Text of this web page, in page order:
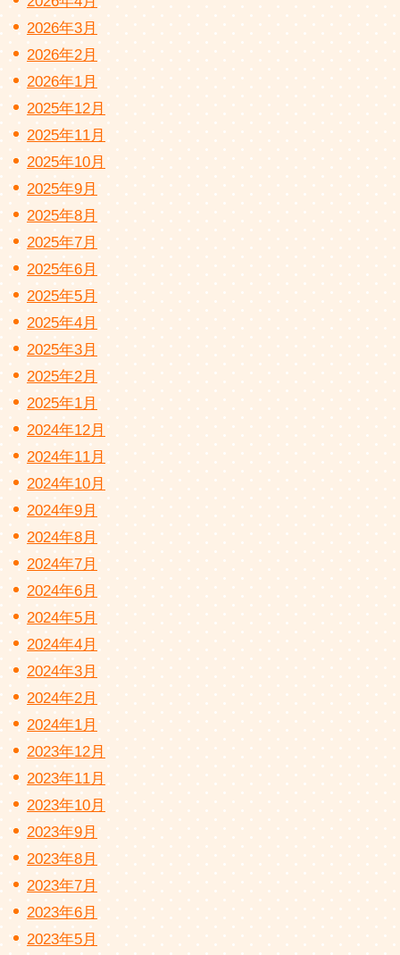
2026年3月
2026年2月
2026年1月
2025年12月
2025年11月
2025年10月
2025年9月
2025年8月
2025年7月
2025年6月
2025年5月
2025年4月
2025年3月
2025年2月
2025年1月
2024年12月
2024年11月
2024年10月
2024年9月
2024年8月
2024年7月
2024年6月
2024年5月
2024年4月
2024年3月
2024年2月
2024年1月
2023年12月
2023年11月
2023年10月
2023年9月
2023年8月
2023年7月
2023年6月
2023年5月